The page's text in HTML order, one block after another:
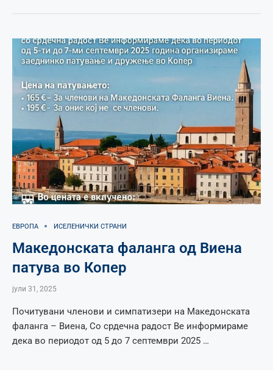
ЕВРОПА ИСЕЛЕНИЧКИ СТРАНИ
Македонската фаланга од Виена
патува во Копер
јули 31, 2025
Почитувани членови и симпатизери на Македонската
фаланга – Виена, Со срдечна радост Ве информираме
дека во периодот од 5 до 7 септември 2025 …